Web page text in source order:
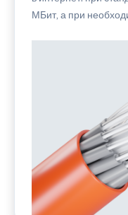
МБит, а при